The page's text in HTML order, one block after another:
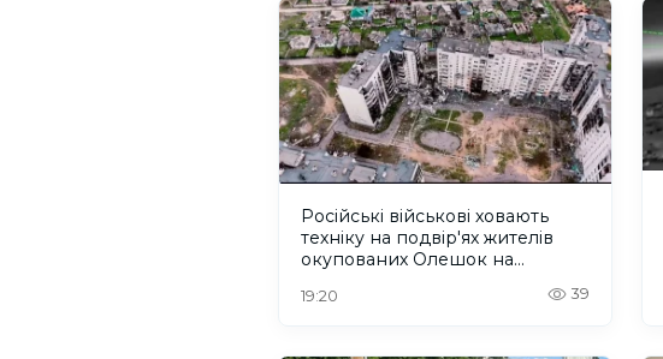
Російські військові ховають
техніку на подвір'ях жителів
окупованих Олешок на
19:20 39